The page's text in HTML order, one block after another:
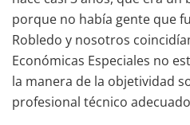
porque no había gente que
Robledo y nosotros
Económicas Especiales no
la manera de la objetividad
profesional técnico